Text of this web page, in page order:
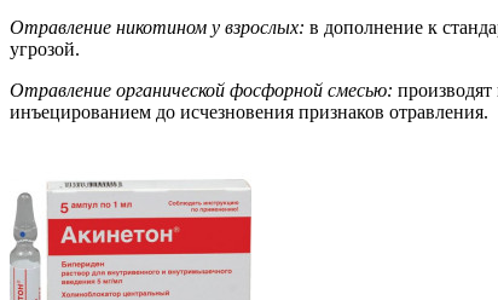
Отравление никотином у взрослых: в дополнение к
угрозой.
Отравление органической фосфорной смесью:
инъецированием до исчезновения признаков отравления.